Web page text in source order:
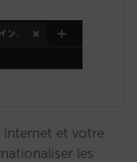
internet et votre
les